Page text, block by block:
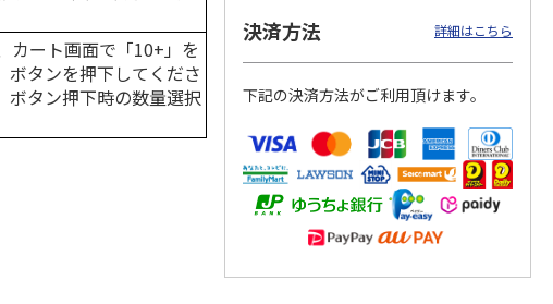
カート画面で「10+」を
ボタンを押下してくださ
ボタン押下時の数量選択
決済方法 詳細はこちら
下記の決済方法がご利用頂けます。